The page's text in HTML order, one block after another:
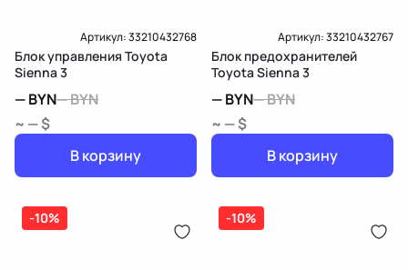
Артикул:33210432768
Блок управления Toyota
Sienna 3
—BYN—BYN
~ — $
В корзину
Артикул:33210432767
Блок предохранителей
Toyota Sienna 3
—BYN—BYN
~ — $
В корзину
-10% -10%